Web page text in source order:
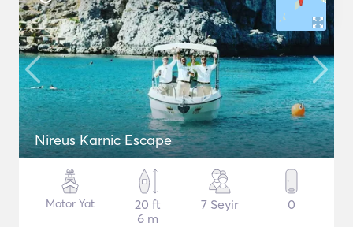
Nireus Karnic Escape
Motor Yat
20 ft
6 m
7 Seyir 0